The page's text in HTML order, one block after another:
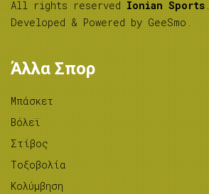
All rights reserved Ionian Sports .
Developed & Powered by GeeSmo .
Άλλα Σπορ
Μπάσκετ
Βόλεϊ
Στίβος
Tοξοβολία
Κολύμβηση